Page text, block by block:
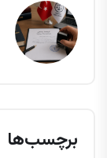
برچسب‌ها